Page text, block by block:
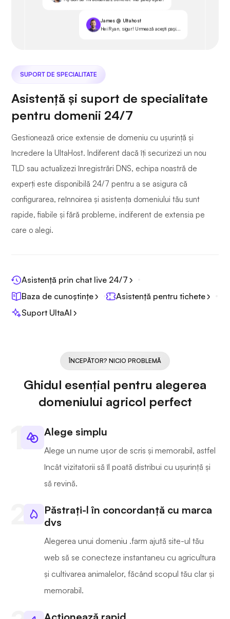
James @ Ultahost
Hei Ryan, sigur! Urmează acești pași...
SUPORT DE SPECIALITATE
Asistență și suport de specialitate
pentru domenii 24/7
Gestionează orice extensie de domeniu cu ușurință și
încredere la UltaHost. Indiferent dacă îți securizezi un nou
TLD sau actualizezi înregistrări DNS, echipa noastră de
experți este disponibilă 24/7 pentru a se asigura că
configurarea, reînnoirea și asistența domeniului tău sunt
rapide, fiabile și fără probleme, indiferent de extensia pe
care o alegi.
Asistență prin chat live 24/7
Baza de cunoștințe
Asistență pentru tichete
Suport UltaAI
ÎNCEPĂTOR? NICIO PROBLEMĂ
Ghidul esențial pentru alegerea
domeniului agricol perfect
Alege simplu
Alege un nume ușor de scris și memorabil, astfel
încât vizitatorii să îl poată distribui cu ușurință și
să revină.
Păstrați-l în concordanță cu marca
dvs
Alegerea unui domeniu .farm ajută site-ul tău
web să se conecteze instantaneu cu agricultura
și cultivarea animalelor, făcând scopul tău clar și
memorabil.